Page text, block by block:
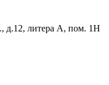
д.12, литера А, пом. 1Н